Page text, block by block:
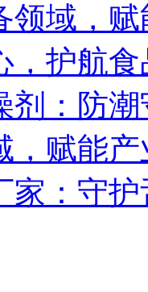
领域，赋
，护航
剂：防
，赋能产
家：守护